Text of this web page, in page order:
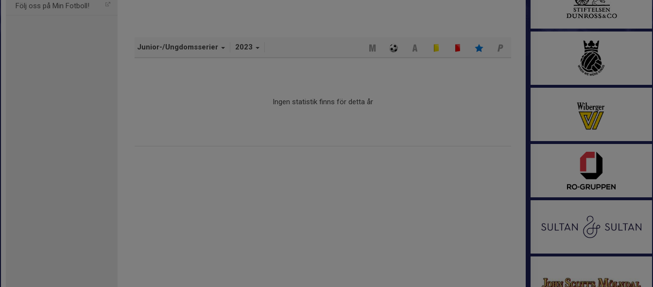
Följ oss på Min Fotboll!
Junior-/Ungdomsserier 2023
Ingen statistik finns för detta år